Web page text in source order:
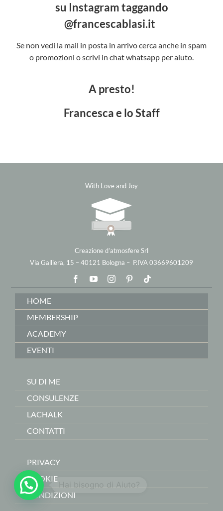
su Instagram taggando
@francescablasi.it
Se non vedi la mail in posta in arrivo cerca anche in spam
o promozioni o scrivi in chat whatsapp per aiuto.
A presto!
Francesca e lo Staff
With Love and Joy
Creazione d’atmosfere Srl
Via Galliera, 15 – 40121 Bologna – P.IVA 03669601209
HOME
MEMBERSHIP
ACADEMY
EVENTI
SU DI ME
CONSULENZE
LACHALK
CONTATTI
PRIVACY
COOKIE
CONDIZIONI
Hai bisogno di Aiuto?